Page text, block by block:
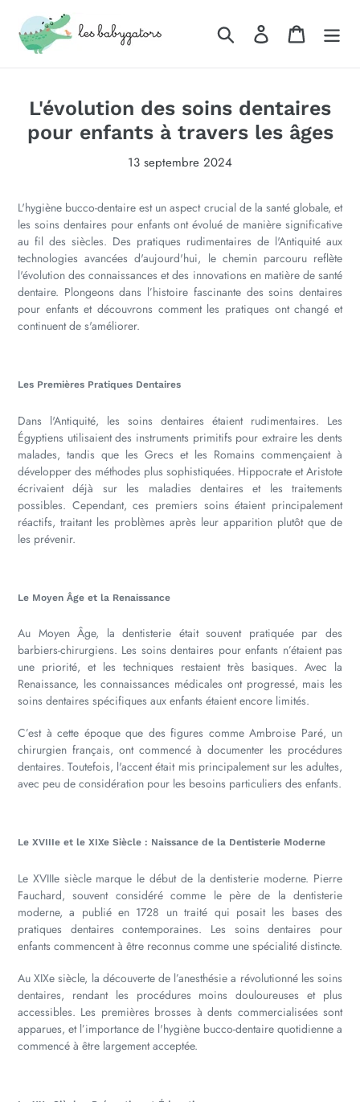
contenu
RechercherSe connecter
Panier
L'évolution des soins dentaires
pour enfants à travers les âges
13 septembre 2024
L'hygiène bucco-dentaire est un aspect crucial de la santé globale, et
les soins dentaires pour enfants ont évolué de manière significative
au fil des siècles. Des pratiques rudimentaires de l'Antiquité aux
technologies avancées d'aujourd'hui, le chemin parcouru reflète
l'évolution des connaissances et des innovations en matière de santé
dentaire. Plongeons dans l’histoire fascinante des soins dentaires
pour enfants et découvrons comment les pratiques ont changé et
continuent de s'améliorer.
Les Premières Pratiques Dentaires
Dans l'Antiquité, les soins dentaires étaient rudimentaires. Les
Égyptiens utilisaient des instruments primitifs pour extraire les dents
malades, tandis que les Grecs et les Romains commençaient à
développer des méthodes plus sophistiquées. Hippocrate et Aristote
écrivaient déjà sur les maladies dentaires et les traitements
possibles. Cependant, ces premiers soins étaient principalement
réactifs, traitant les problèmes après leur apparition plutôt que de
les prévenir.
Le Moyen Âge et la Renaissance
Au Moyen Âge, la dentisterie était souvent pratiquée par des
barbiers-chirurgiens. Les soins dentaires pour enfants n’étaient pas
une priorité, et les techniques restaient très basiques. Avec la
Renaissance, les connaissances médicales ont progressé, mais les
soins dentaires spécifiques aux enfants étaient encore limités.
C’est à cette époque que des figures comme Ambroise Paré, un
chirurgien français, ont commencé à documenter les procédures
dentaires. Toutefois, l'accent était mis principalement sur les adultes,
avec peu de considération pour les besoins particuliers des enfants.
Le XVIIIe et le XIXe Siècle : Naissance de la Dentisterie Moderne
Le XVIIIe siècle marque le début de la dentisterie moderne. Pierre
Fauchard, souvent considéré comme le père de la dentisterie
moderne, a publié en 1728 un traité qui posait les bases des
pratiques dentaires contemporaines. Les soins dentaires pour
enfants commencent à être reconnus comme une spécialité distincte.
Au XIXe siècle, la découverte de l’anesthésie a révolutionné les soins
dentaires, rendant les procédures moins douloureuses et plus
accessibles. Les premières brosses à dents commercialisées sont
apparues, et l’importance de l'hygiène bucco-dentaire quotidienne a
commencé à être largement acceptée.